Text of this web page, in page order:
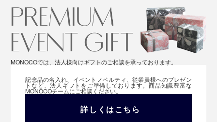
MONOCOでは、法人様向けギフトのご相談を承っております。
記念品の名入れ、イベントノベルティ、従業員様へのプレゼン
トなど、法人ギフトをご準備しております。商品知識豊富な
MONOCOチームにご相談ください。
詳しくはこちら